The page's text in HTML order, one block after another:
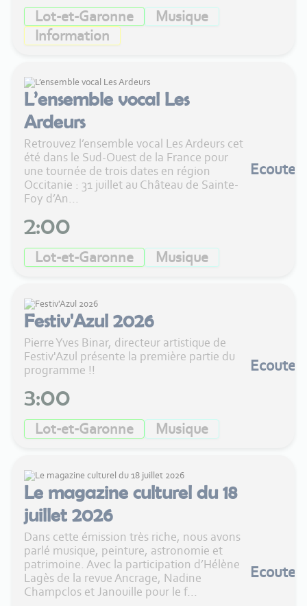
Lot-et-Garonne
Musique
Information
L’ensemble vocal Les
Ardeurs
Retrouvez l’ensemble vocal Les Ardeurs cet
été dans le Sud-Ouest de la France pour
une tournée de trois dates en région
Occitanie : 31 juillet au Château de Sainte-
Foy d’An...
2:00
Lot-et-Garonne Musique
Ecouter
Festiv'Azul 2026
Pierre Yves Binar, directeur artistique de
Festiv'Azul présente la première partie du
programme !!
3:00
Lot-et-Garonne Musique
Ecouter
Le magazine culturel du 18
juillet 2026
Dans cette émission très riche, nous avons
parlé musique, peinture, astronomie et
patrimoine. Avec la participation d’Hélène
Lagès de la revue Ancrage, Nadine
Champclos et Janouille pour le f...
Ecouter